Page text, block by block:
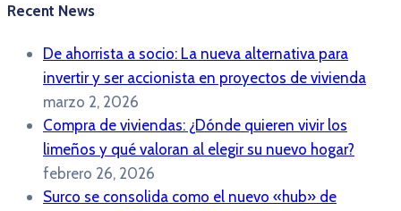
Recent News
De ahorrista a socio: La nueva alternativa para
invertir y ser accionista en proyectos de vivienda
marzo 2, 2026
Compra de viviendas: ¿Dónde quieren vivir los
limeños y qué valoran al elegir su nuevo hogar?
febrero 26, 2026
Surco se consolida como el nuevo «hub» de